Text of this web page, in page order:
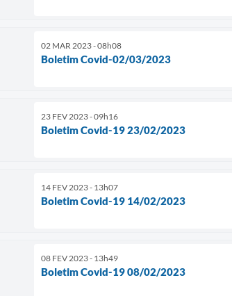
02 MAR 2023 - 08h08
Boletim Covid-02/03/2023
23 FEV 2023 - 09h16
Boletim Covid-19 23/02/2023
14 FEV 2023 - 13h07
Boletim Covid-19 14/02/2023
08 FEV 2023 - 13h49
Boletim Covid-19 08/02/2023